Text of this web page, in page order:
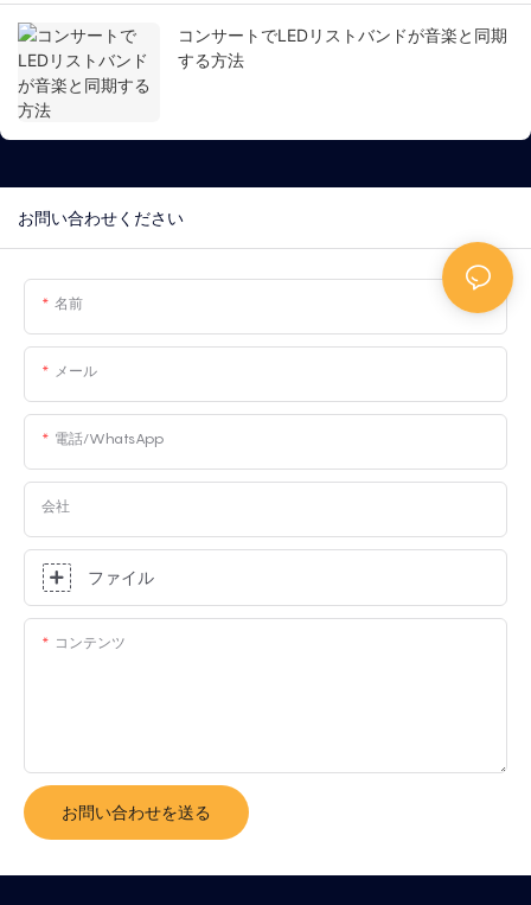
コンサートでLEDリストバンドが音楽と同期
する方法
お問い合わせください
名前
メール
電話/WhatsApp
会社
ファイル
コンテンツ
お問い合わせを送る